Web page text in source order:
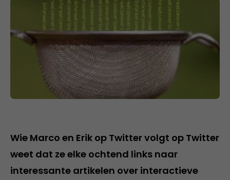
Wie Marco en Erik op Twitter volgt op Twitter
weet dat ze elke ochtend links naar
interessante artikelen over interactieve